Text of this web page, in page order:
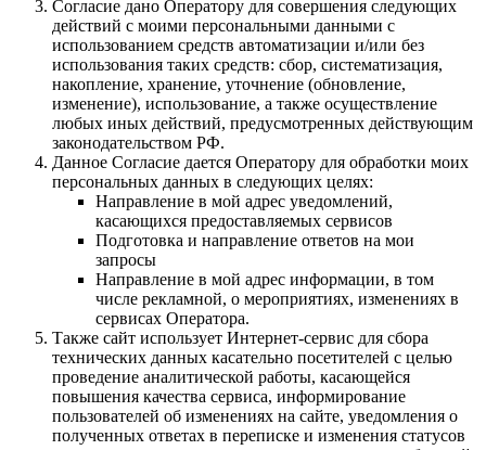
Согласие дано Оператору для совершения следующих
действий с моими персональными данными с
использованием средств автоматизации и/или без
использования таких средств: сбор, систематизация,
накопление, хранение, уточнение (обновление,
изменение), использование, а также осуществление
любых иных действий, предусмотренных действующим
законодательством РФ.
Данное Согласие дается Оператору для обработки моих
персональных данных в следующих целях:
Направление в мой адрес уведомлений,
касающихся предоставляемых сервисов
Подготовка и направление ответов на мои
запросы
Направление в мой адрес информации, в том
числе рекламной, о мероприятиях, изменениях в
сервисах Оператора.
Также сайт использует Интернет-сервис для сбора
технических данных касательно посетителей с целью
проведение аналитической работы, касающейся
повышения качества сервиса, информирование
пользователей об изменениях на сайте, уведомления о
полученных ответах в переписке и изменения статусов